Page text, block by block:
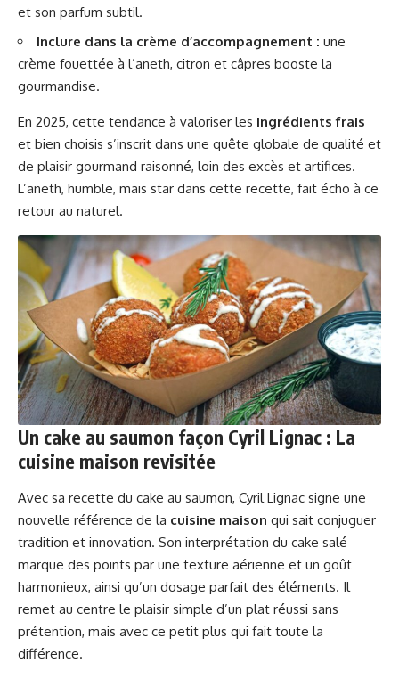
et son parfum subtil.
Inclure dans la crème d’accompagnement : une
crème fouettée à l’aneth, citron et câpres booste la
gourmandise.
En 2025, cette tendance à valoriser les ingrédients frais
et bien choisis s’inscrit dans une quête globale de qualité et
de plaisir gourmand raisonné, loin des excès et artifices.
L’aneth, humble, mais star dans cette recette, fait écho à ce
retour au naturel.
Un cake au saumon façon Cyril Lignac : La
cuisine maison revisitée
Avec sa recette du cake au saumon, Cyril Lignac signe une
nouvelle référence de la cuisine maison qui sait conjuguer
tradition et innovation. Son interprétation du cake salé
marque des points par une texture aérienne et un goût
harmonieux, ainsi qu’un dosage parfait des éléments. Il
remet au centre le plaisir simple d’un plat réussi sans
prétention, mais avec ce petit plus qui fait toute la
différence.